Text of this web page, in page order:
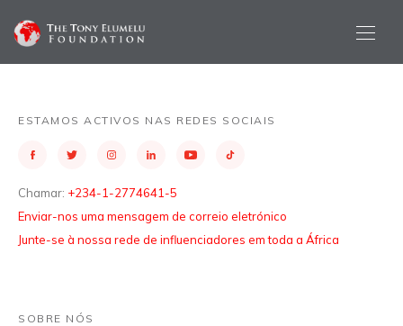
ESTAMOS ACTIVOS NAS REDES SOCIAIS
Chamar: +234-1-2774641-5
Enviar-nos uma mensagem de correio eletrónico
Junte-se à nossa rede de influenciadores em toda a África
SOBRE NÓS